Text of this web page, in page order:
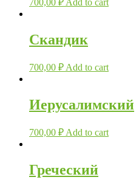
700,00 ₽ Add to cart
Скандик
700,00 ₽ Add to cart
Иерусалимский
700,00 ₽ Add to cart
Греческий